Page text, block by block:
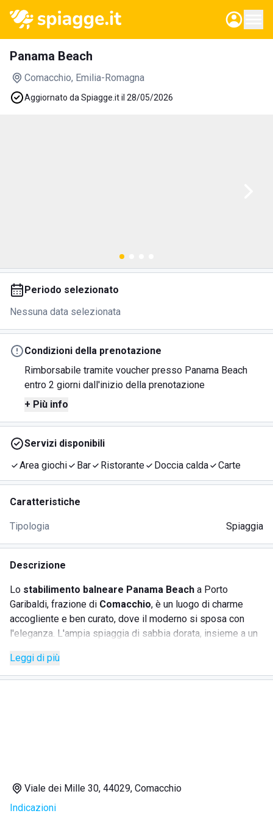
Panama Beach
Comacchio, Emilia-Romagna
Aggiornato da Spiagge.it il 28/05/2026
Periodo selezionato
Nessuna data selezionata
Condizioni della prenotazione
Rimborsabile tramite voucher presso Panama Beach
entro 2 giorni dall'inizio della prenotazione
+ Più info
Servizi disponibili
Area giochi
Bar Ristorante Doccia calda Carte
Caratteristiche
Tipologia Spiaggia
Descrizione
Lo stabilimento balneare Panama Beach a Porto
Garibaldi, frazione di Comacchio, è un luogo di charme
accogliente e ben curato, dove il moderno si sposa con
l'eleganza. L'ampia spiaggia di sabbia dorata, insieme a un
di questo lido una meta ideale per chi cerca una vacanza al
mare. La struttura offre la possibilità di prenotare
Area giochi per bambini
Campo di beach volley
Leggi di più
Viale dei Mille 30, 44029, Comacchio
Indicazioni